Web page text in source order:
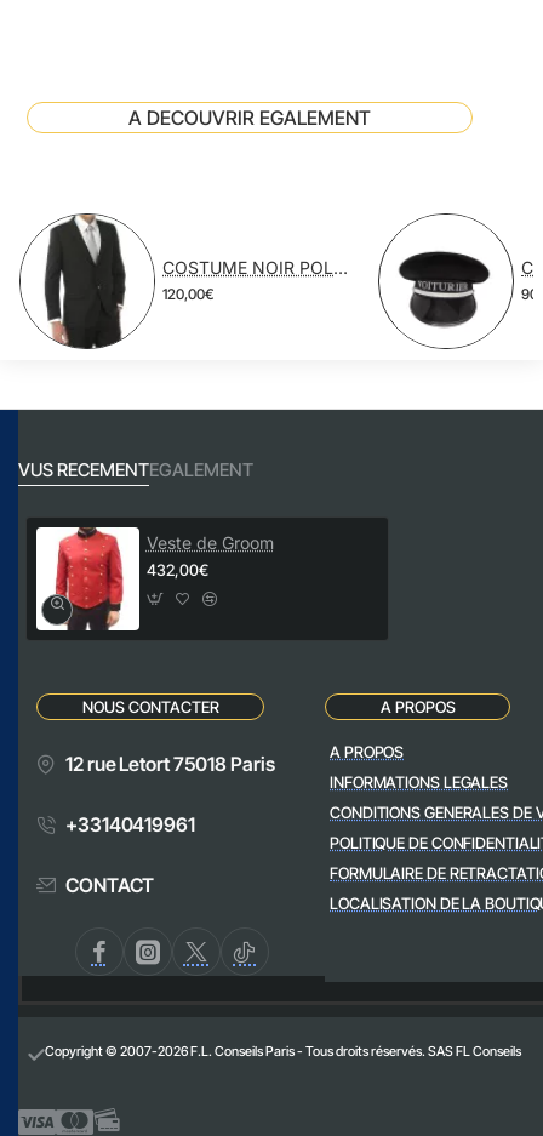
A DECOUVRIR EGALEMENT
COSTUME NOIR POLYESTER VISCOSE
120,00€
VUS RECEMENTEGALEMENT
Veste de Groom
432,00€
NOUS CONTACTER
12 rue Letort 75018 Paris
+33140419961
CONTACT
A PROPOS
A PROPOS
INFORMATIONS LEGALES
CONDITIONS GENERALES DE
POLITIQUE DE
FORMULAIRE DE
LOCALISATION DE LA
Copyright © 2007-2026 F.L. Conseils Paris - Tous droits réservés. SAS FL Conseils